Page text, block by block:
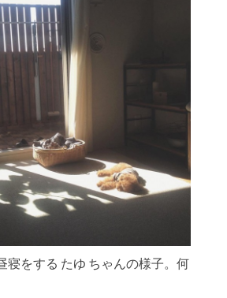
をする たゆ ちゃんの様子。何